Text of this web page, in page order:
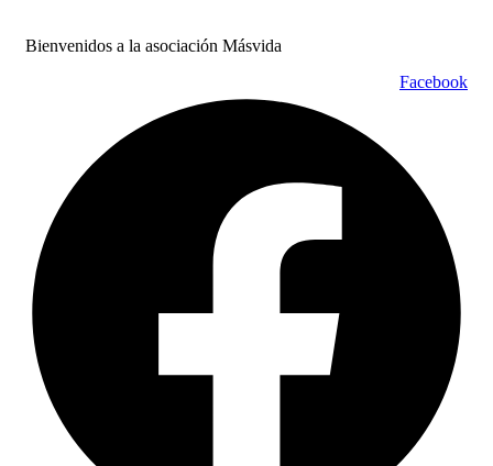
Bienvenidos a la asociación Másvida
Facebook